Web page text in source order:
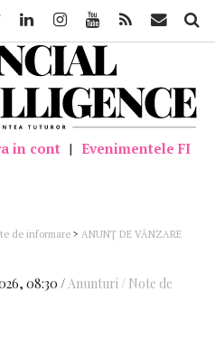
in cont | Evenimentele FI
de informare > ANUNȚ DE VÂNZARE
08:30
Anunturi / Note de
LinkedinInstagramYoutube Feed Mail